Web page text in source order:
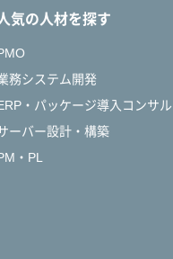
気の人材を探す
務システム開発
・パッケージ導入コンサ
ーバー設計・構築
・PL